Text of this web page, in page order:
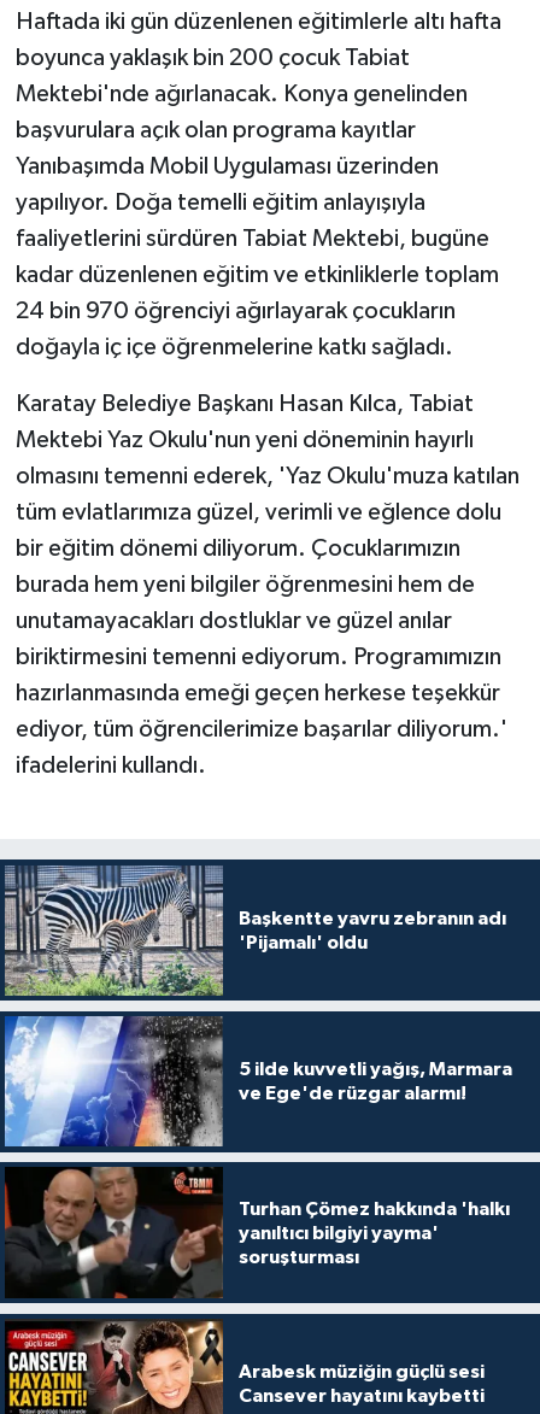
Haftada iki gün düzenlenen eğitimlerle altı hafta
boyunca yaklaşık bin 200 çocuk Tabiat
Mektebi'nde ağırlanacak. Konya genelinden
başvurulara açık olan programa kayıtlar
Yanıbaşımda Mobil Uygulaması üzerinden
yapılıyor. Doğa temelli eğitim anlayışıyla
faaliyetlerini sürdüren Tabiat Mektebi, bugüne
kadar düzenlenen eğitim ve etkinliklerle toplam
24 bin 970 öğrenciyi ağırlayarak çocukların
doğayla iç içe öğrenmelerine katkı sağladı.
Karatay Belediye Başkanı Hasan Kılca, Tabiat
Mektebi Yaz Okulu'nun yeni döneminin hayırlı
olmasını temenni ederek, 'Yaz Okulu'muza katılan
tüm evlatlarımıza güzel, verimli ve eğlence dolu
bir eğitim dönemi diliyorum. Çocuklarımızın
burada hem yeni bilgiler öğrenmesini hem de
unutamayacakları dostluklar ve güzel anılar
biriktirmesini temenni ediyorum. Programımızın
hazırlanmasında emeği geçen herkese teşekkür
ediyor, tüm öğrencilerimize başarılar diliyorum.'
ifadelerini kullandı.
Başkentte yavru zebranın adı
'Pijamalı' oldu
5 ilde kuvvetli yağış, Marmara
ve Ege'de rüzgar alarmı!
Turhan Çömez hakkında 'halkı
yanıltıcı bilgiyi yayma'
soruşturması
Arabesk müziğin güçlü sesi
Cansever hayatını kaybetti